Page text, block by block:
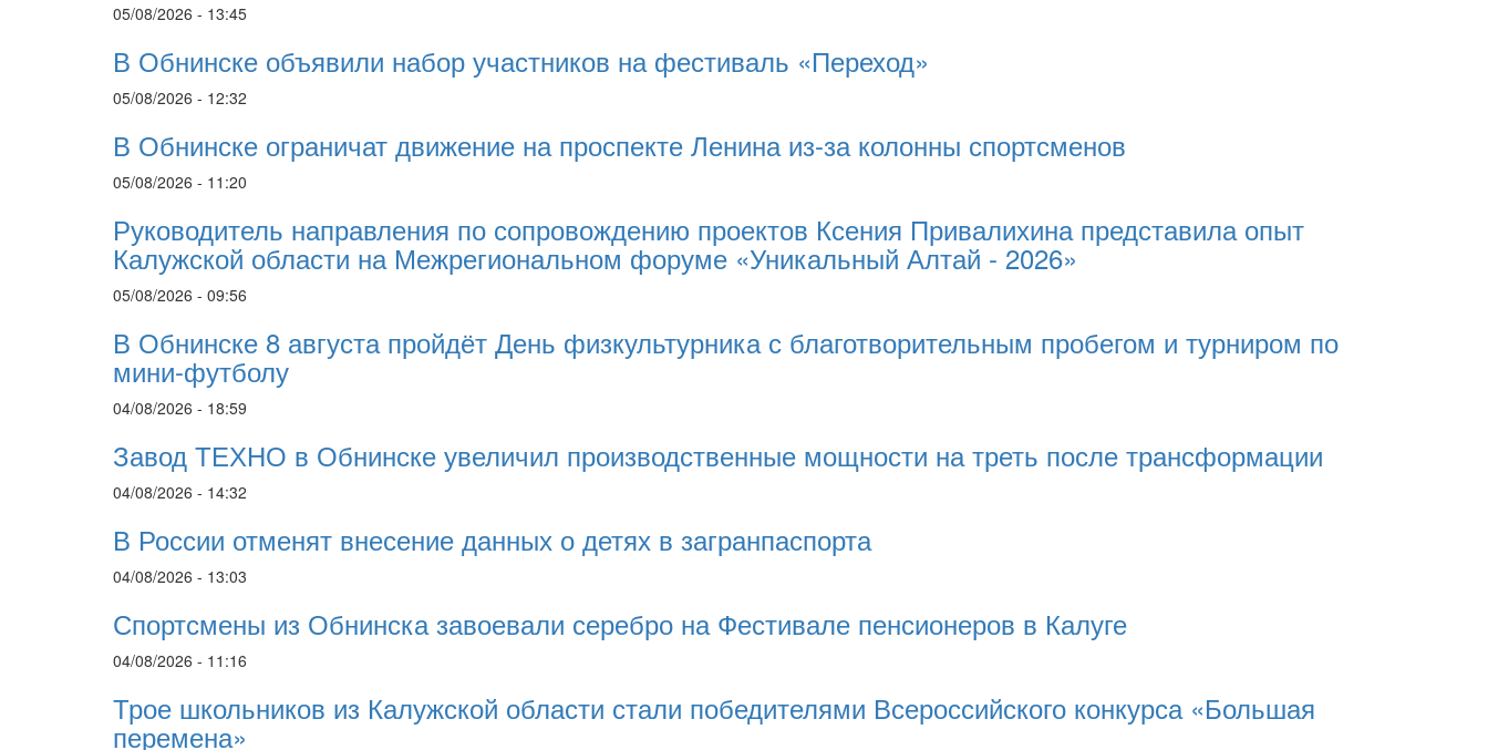
05/08/2026 - 13:45
В Обнинске объявили набор участников на фестиваль «Переход»
05/08/2026 - 12:32
В Обнинске ограничат движение на проспекте Ленина из-за колонны спортсменов
05/08/2026 - 11:20
Руководитель направления по сопровождению проектов Ксения Привалихина представила опыт
Калужской области на Межрегиональном форуме «Уникальный Алтай - 2026»
05/08/2026 - 09:56
В Обнинске 8 августа пройдёт День физкультурника с благотворительным пробегом и турниром по
мини-футболу
04/08/2026 - 18:59
Завод ТЕХНО в Обнинске увеличил производственные мощности на треть после трансформации
04/08/2026 - 14:32
В России отменят внесение данных о детях в загранпаспорта
04/08/2026 - 13:03
Спортсмены из Обнинска завоевали серебро на Фестивале пенсионеров в Калуге
04/08/2026 - 11:16
Трое школьников из Калужской области стали победителями Всероссийского конкурса «Большая
перемена»